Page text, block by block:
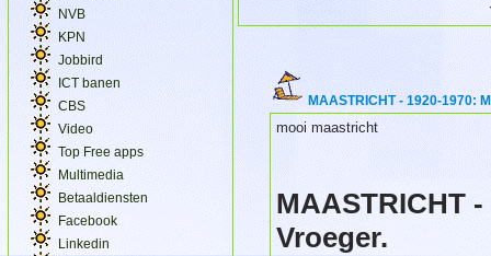
NVB
KPN
Jobbird
ICT banen
CBS
Video
Top Free apps
Multimedia
Betaaldiensten
Facebook
Linkedin
MAASTRICHT - 1920-1970:
mooi maastricht
MAASTRICHT
Vroeger.